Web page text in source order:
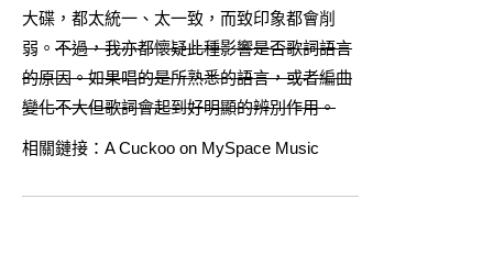
大碟，都太統一、太一致，而致印象都會削
弱。 不過，我亦都懷疑此種影響是否歌詞語言
的原因。如果唱的是所熟悉的語言，或者編曲
變化不大但歌詞會起到好明顯的辨別作用。
相關鏈接： A Cuckoo on MySpace Music